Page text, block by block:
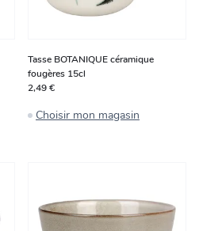
Tasse BOTANIQUE céramique
fougères 15cl
2,49 €
Choisir mon magasin